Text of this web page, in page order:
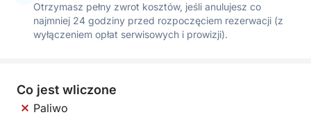
Otrzymasz pełny zwrot kosztów, jeśli anulujesz co
najmniej 24 godziny przed rozpoczęciem rezerwacji (z
wyłączeniem opłat serwisowych i prowizji).
Co jest wliczone
Paliwo